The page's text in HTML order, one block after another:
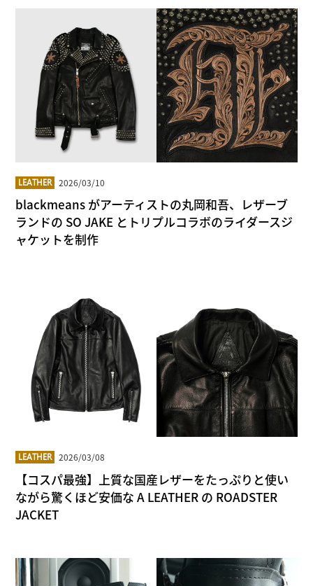
LEATHER 2026/03/10
blackmeans がアーティストの丸岡和吾、レザーブ
ランドの SO JAKE とトリプルコラボのライダースジ
ャケットを制作
LEATHER 2026/03/08
【コスパ最強】上質な国産レザーをたっぷりと使い
ながら驚くほど安価な A LEATHER の ROADSTER
JACKET